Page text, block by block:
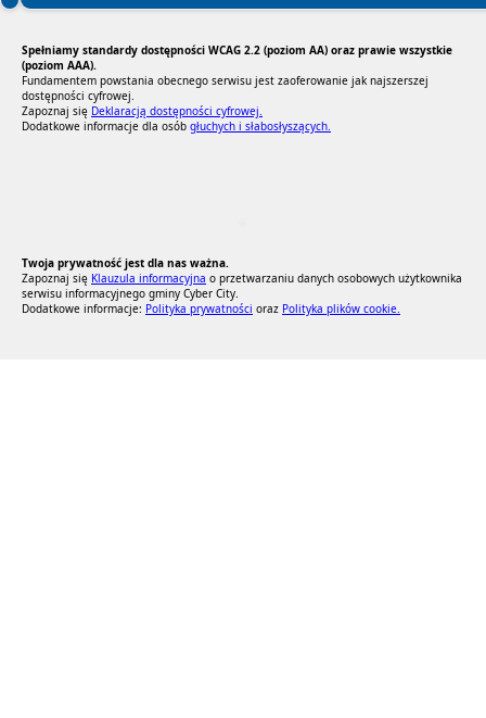
Spełniamy standardy dostępności WCAG 2.2 (poziom AA) oraz prawie wszystkie
(poziom AAA).
Fundamentem powstania obecnego serwisu jest zaoferowanie jak najszerszej
dostępności cyfrowej.
Zapoznaj się Deklaracją dostępności cyfrowej.
Dodatkowe informacje dla osób głuchych i słabosłyszących.
Twoja prywatność jest dla nas ważna.
Zapoznaj się Klauzula informacyjna o przetwarzaniu danych osobowych użytkownika
serwisu informacyjnego gminy Cyber City.
Dodatkowe informacje: Polityka prywatności oraz Polityka plików cookie.